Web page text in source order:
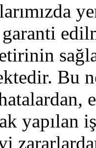
garanti
Bu
yapılan